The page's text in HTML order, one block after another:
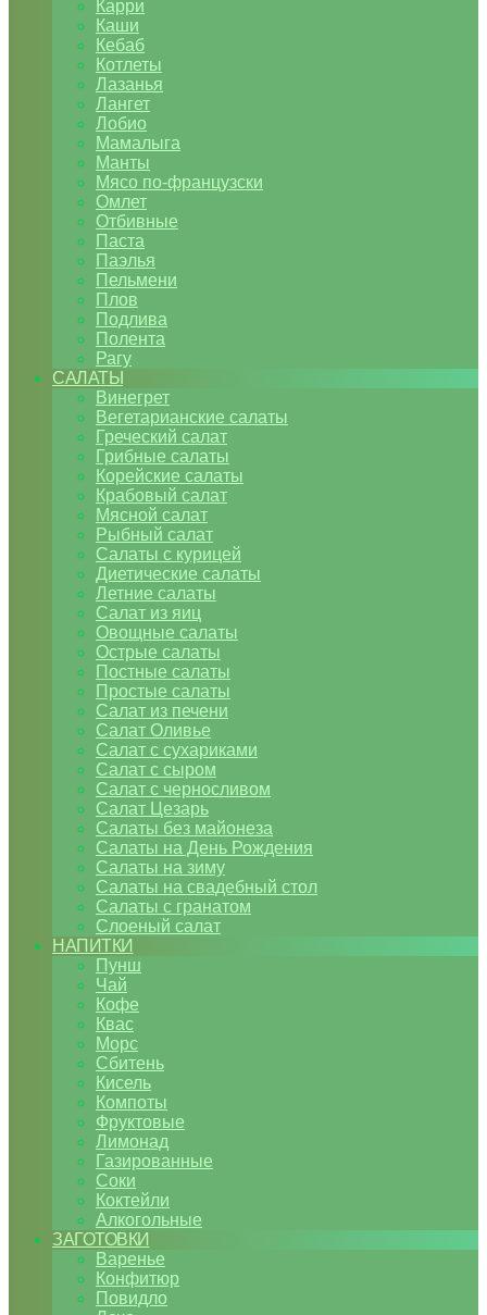
Карри
Каши
Кебаб
Котлеты
Лазанья
Лангет
Лобио
Мамалыга
Манты
Мясо по-французски
Омлет
Отбивные
Паста
Паэлья
Пельмени
Плов
Подлива
Полента
Рагу
САЛАТЫ
Винегрет
Вегетарианские салаты
Греческий салат
Грибные салаты
Корейские салаты
Крабовый салат
Мясной салат
Рыбный салат
Салаты с курицей
Диетические салаты
Летние салаты
Салат из яиц
Овощные салаты
Острые салаты
Постные салаты
Простые салаты
Салат из печени
Салат Оливье
Салат с сухариками
Салат с сыром
Салат с черносливом
Салат Цезарь
Салаты без майонеза
Салаты на День Рождения
Салаты на зиму
Салаты на свадебный стол
Салаты с гранатом
Слоеный салат
НАПИТКИ
Пунш
Чай
Кофе
Квас
Морс
Сбитень
Кисель
Компоты
Фруктовые
Лимонад
Газированные
Соки
Коктейли
Алкогольные
ЗАГОТОВКИ
Варенье
Конфитюр
Повидло